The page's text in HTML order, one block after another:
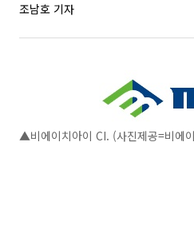
조남호 기자
▲비에이치아이 CI. (사진제공=비에